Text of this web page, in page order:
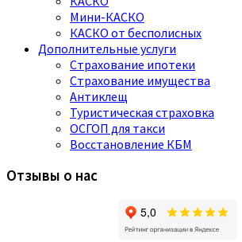
Мини-КАСКО
КАСКО от бесполисных
Дополнительные услуги
Страхование ипотеки
Страхование имущества
Антиклещ
Туристическая страховка
ОСГОП для такси
Восстановление КБМ
Отзывы о нас